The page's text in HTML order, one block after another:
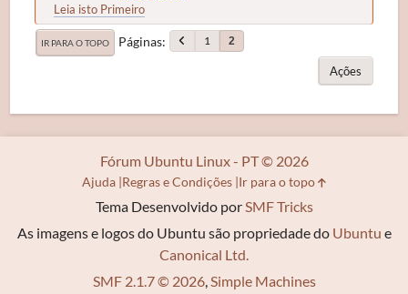
Leia isto Primeiro
IR PARA O TOPO Páginas 1 2
Ações
Tema Desenvolvido porSMF Tricks
As imagens e logos do Ubuntu são propriedade do Ubuntu e
Canonical Ltd.
SMF 2.1.7 © 2026,Simple Machines
Fórum Ubuntu Linux - PT © 2026
Ajuda Regras e Condições Ir para o topo